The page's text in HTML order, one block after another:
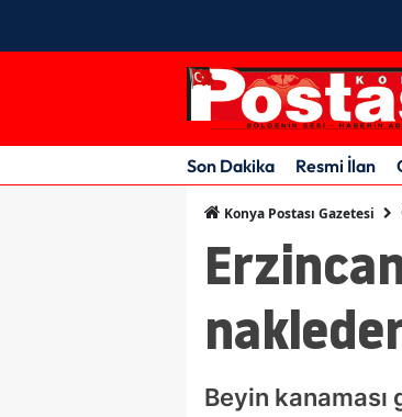
Son Dakika Resmi İlan
Konya Postası Gazetesi
Beyin